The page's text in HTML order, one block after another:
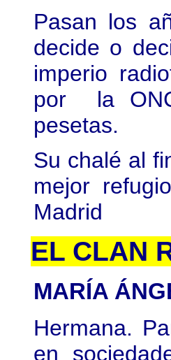
Pasan los
decide o
imperio
por la
pesetas.
Su chalé al
mejor
Madrid
EL CLAN
MARÍA
Hermana.
en